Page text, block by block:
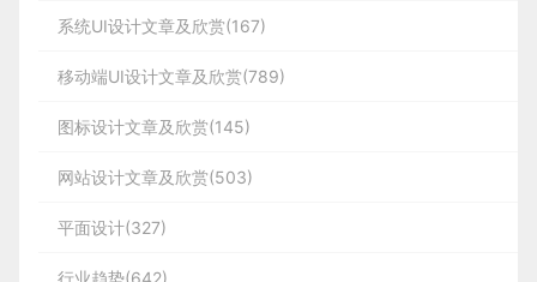
系统UI设计文章及欣赏(167)
移动端UI设计文章及欣赏(789)
图标设计文章及欣赏(145)
网站设计文章及欣赏(503)
平面设计(327)